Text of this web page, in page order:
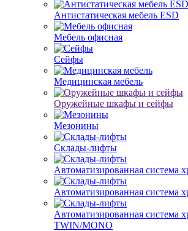
Антистатическая мебель ESD
Мебель офисная
Сейфы
Медицинская мебель
Оружейные шкафы и сейфы
Мезонины
Склады-лифты
Автоматизированная система
Автоматизированная система
Автоматизированная
TWIN/MONO